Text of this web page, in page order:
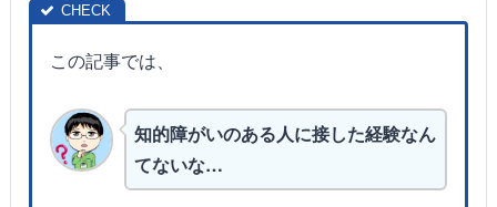
この記事では、
知的障がいのある人に接した経験なん
てないな…